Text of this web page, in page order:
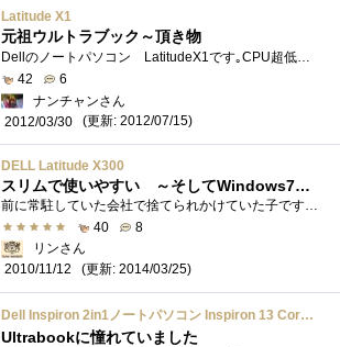
Latitude X1
元祖ウルトラブック～頂き物
Dellのノートパソコン LatitudeX1です｡CPU超低電圧版PentiumM733(1.1GHz)メモリ2GB液晶(解像度)Intel915GMS内蔵HDD60GB光学ドライブなしメモリスロットCF×1、SD�...
42
6
ナンチャンさん
2012/03/30
(更新: 2012/07/15)
DELL Latitude X300
スリムで使いやすい ～そしてWindows7へ～
前に常駐していた会社で捨てられかけていた子です。CPUにPentiumMを使っているのに捨てるなんてもったいない！！『リンさん欲しかったらいいです...
40
8
リンさん
2010/11/12
(更新: 2014/03/25)
Dell Inspiron 2in1ノートパソコン Inspiron 13 Core i7モデル 16Q35/Windows10/13.3インチ タッチ/8GB/256GB SSD
Ultrabookに憧れていました